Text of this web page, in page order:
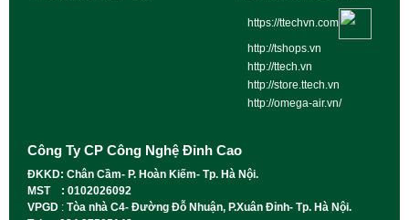
https://ttechvn.com
http://tshops.vn
http://ttech.vn
http://store.ttech.vn
http://omega-air.vn/
Công Ty CP Công Nghệ Đỉnh Cao
ĐKKD: Chân Cầm- P. Hoàn Kiếm- Tp. Hà Nội.
MST : 0102026092
VPGD : Tòa nhà C4- Đường Đỗ Nhuận, P.Xuân Đỉnh- Tp. Hà Nội.